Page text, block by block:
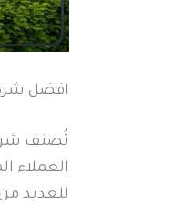
افضل
تُصنف
العملاء
للعديد